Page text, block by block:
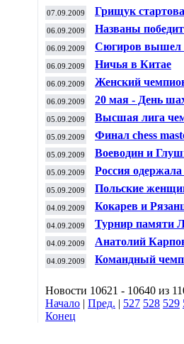
07.09.2009 Грищук
06.09.2009 Названы
06.09.2009 Сюгиров вышел
06.09.2009 Ничья в Китае
06.09.2009 Женский
06.09.2009 20 мая - День
05.09.2009 Высшая лига
05.09.2009 Финал chess
05.09.2009 Воеводин и
05.09.2009 Россия
05.09.2009 Польские
04.09.2009 Кокарев и
04.09.2009 Турнир памяти
04.09.2009 Анатолий
04.09.2009 Командный
Новости 10621 - 10640 из
Начало | Пред. | 527 528 529
Конец